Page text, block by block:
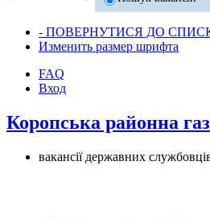
- ПОВЕРНУТИСЯ ДО
Изменить размер шрифта
FAQ
Вход
Коропська районна
вакансії державних